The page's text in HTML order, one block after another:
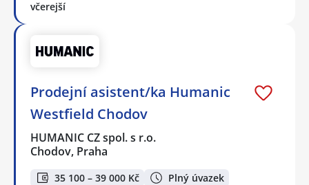
včerejší
Prodejní asistent/ka Humanic
Westfield Chodov
HUMANIC CZ spol. s r.o.
Chodov, Praha
35 100 – 39 000 Kč
Plný úvazek